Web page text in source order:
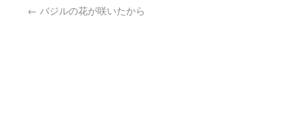
← バジルの花が咲いたから